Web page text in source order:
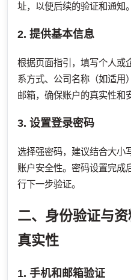
址，以便后续的验证和通知。
2. 提供基本信息
根据页面指引，填写个人或
系方式、公司名称（如适用
邮箱，确保账户的真实性和
3. 设置登录密码
选择强密码，建议结合大小
账户安全性。密码设置完成
行下一步验证。
二、身份验证与
真实性
1. 手机和邮箱验证